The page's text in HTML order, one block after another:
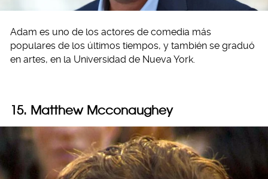
Adam es uno de los actores de comedia más
populares de los últimos tiempos, y también se graduó
en artes, en la Universidad de Nueva York.
15. Matthew Mcconaughey